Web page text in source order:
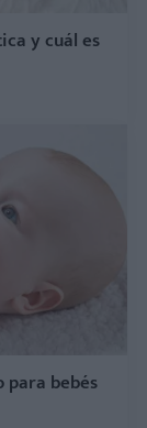
y cuál es
para bebés